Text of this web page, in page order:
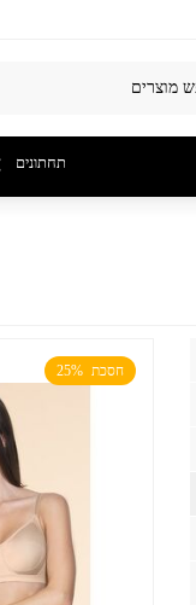
תחתונים
חסכת  25%